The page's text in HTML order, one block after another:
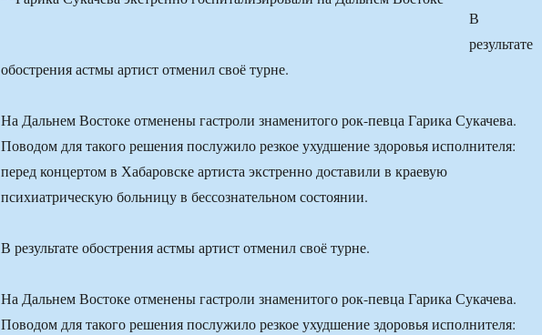
В
результате
обострения астмы артист отменил своё турне.
На Дальнем Востоке отменены гастроли знаменитого рок-певца Гарика Сукачева.
Поводом для такого решения послужило резкое ухудшение здоровья исполнителя:
перед концертом в Хабаровске артиста экстренно доставили в краевую
психиатрическую больницу в бессознательном состоянии.
В результате обострения астмы артист отменил своё турне.
На Дальнем Востоке отменены гастроли знаменитого рок-певца Гарика Сукачева.
Поводом для такого решения послужило резкое ухудшение здоровья исполнителя: